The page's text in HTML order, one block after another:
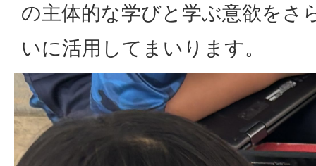
の主体的な学びと学ぶ意欲をさ
いに活用してまいります。